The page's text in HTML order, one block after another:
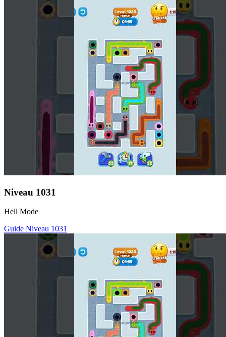
Niveau 1031
Hell Mode
Guide Niveau 1031